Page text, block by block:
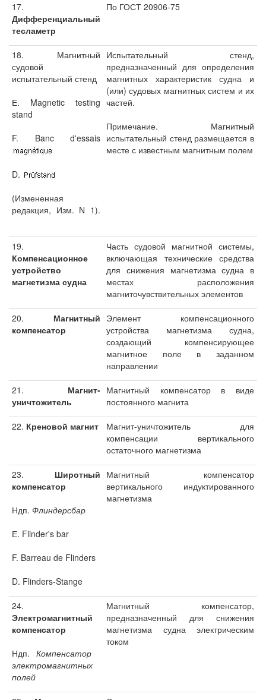
17.
Дифференциальный
тесламетр
По ГОСТ 20906-75
18. Магнитный
судовой
испытательный стенд
Е. Magnetic testing
stand
F. Banc d'essais
D.
(Измененная
редакция, Изм. N 1).
Испытательный стенд,
предназначенный для определения
магнитных характеристик судна и
(или) судовых магнитных систем и их
частей.
Примечание. Магнитный
испытательный стенд размещается в
месте с известным магнитным полем
19.
Компенсационное
устройство
магнетизма судна
Часть судовой магнитной системы,
включающая технические средства
для снижения магнетизма судна в
местах расположения
магниточувствительных элементов
20. Магнитный
компенсатор
Элемент компенсационного
устройства магнетизма судна,
создающий компенсирующее
магнитное поле в заданном
направлении
21. Магнит-
уничтожитель
Магнитный компенсатор в виде
постоянного магнита
22. Креновой магнит
Магнит-уничтожитель для
компенсации вертикального
остаточного магнетизма
23. Широтный
компенсатор
Ндп. Флиндерсбар
Е. Flinder's bar
F. Barreau de Flinders
D. Flinders-Stange
Магнитный компенсатор
вертикального индуктированного
магнетизма
24.
Электромагнитный
компенсатор
Ндп. Компенсатор
электромагнитных
полей
Магнитный компенсатор,
предназначенный для снижения
магнетизма судна электрическим
током